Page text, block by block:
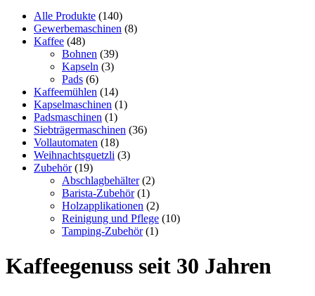
Alle Produkte (140)
Gewerbemaschinen (8)
Kaffee (48)
Bohnen (39)
Kapseln (3)
Pads (6)
Kaffeemühlen (14)
Kapselmaschinen (1)
Padsmaschinen (1)
Siebträgermaschinen (36)
Vollautomaten (18)
Weihnachtsguetzli (3)
Zubehör(19)
Abschlagbehälter(2)
Barista-Zubehör(1)
Holzapplikationen (2)
Reinigung und Pflege (10)
Tamping-Zubehör(1)
Kaffeegenuss seit 30 Jahren